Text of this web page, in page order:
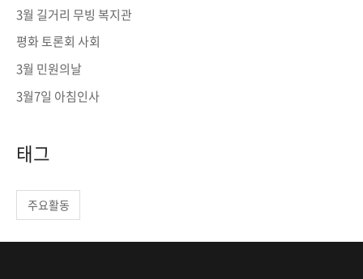
f
o
3월 길거리 무빙 복지관
평화 토론회 사회
3월 민원의날
3월7일 아침인사
태그
주요활동